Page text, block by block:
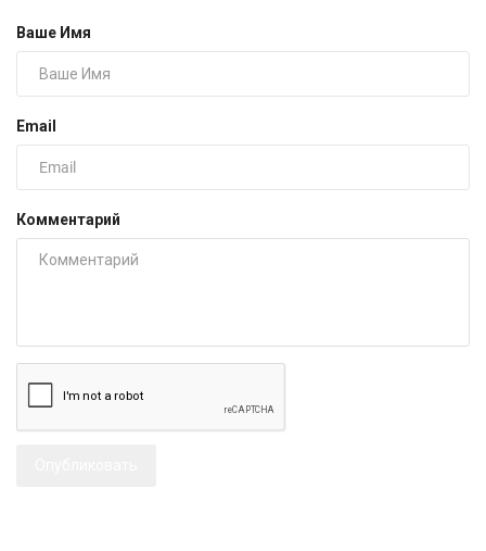
Ваше Имя
Email
Комментарий